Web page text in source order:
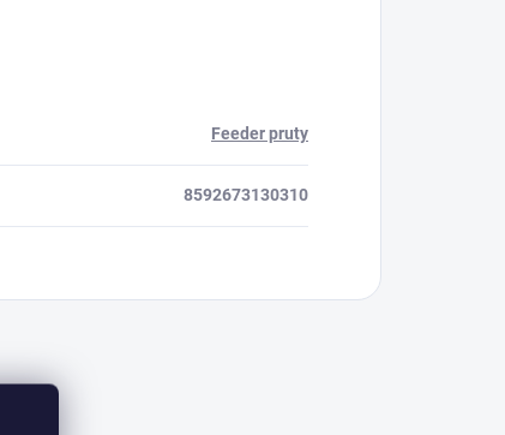
Feeder pruty
8592673130310